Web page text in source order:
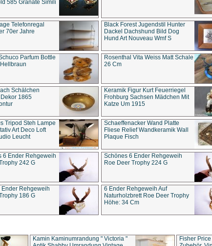
585 Granate Simili
Telefonregal
70er Jahre
Black Forest Jugendstil Hunter
Dackel Dachshund Bild Dog
Hund Art Nouveau Wmf S
Parfum Bottle
Rosenthal Vita Weiss Matt Schale
26 Cm
Schälchen
1865
Keramik Figur Kurt Feuerriegel
Frohburg Sachsen Mädchen Mit
Katze Um 1915
Tripod Steh Lampe
Art Deco Loft
Leucht
Schaeffenacker Wand Platte
Fliese Relief Wandkeramik Wall
Plaque Fisch
6 Ender Rehgeweih
242 G
Schönes 6 Ender Rehgeweih
Roe Deer Trophy 224 G
Ender Rehgeweih
186 G
6 Ender Rehgeweih Auf
Naturholzbrett Roe Deer Trophy
Höhe: 34 Cm
Kamin Kaminumrandung " Victoria "
Fisher